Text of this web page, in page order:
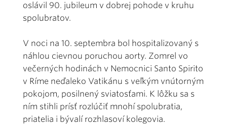
oslávil 90. jubileum v dobrej pohode v kruhu
spolubratov.
V noci na 10. septembra bol hospitalizovaný s
náhlou cievnou poruchou aorty. Zomrel vo
večerných hodinách v Nemocnici Santo Spirito
v Ríme neďaleko Vatikánu s veľkým vnútorným
pokojom, posilnený sviatosťami. K lôžku sa s
ním stihli prísť rozlúčiť mnohí spolubratia,
priatelia i bývalí rozhlasoví kolegovia.